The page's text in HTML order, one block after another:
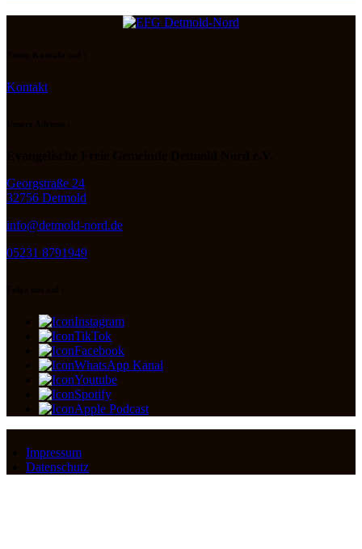
Kontakt
Georgstraße 24
32756 Detmold
info@detmold-nord.de
05231 8791949
Instagram
TikTok
Facebook
WhatsApp Kanal
Youtube
Spotify
Apple Podcast
Impressum
Datenschutz